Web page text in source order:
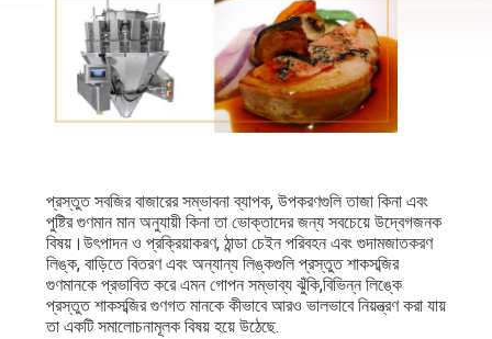
যোগাযোগ
মামলা
একটি
উদ্ধৃতি
প্রস্তুত সবজির বাজারের সম্ভাবনা ব্যাপক, উপকরণগুলি তাজা কিনা এবং
পুষ্টির গুণমান মান অনুযায়ী কিনা তা ভোক্তাদের জন্য সবচেয়ে উদ্বেগজনক
বিষয়।উৎপাদন ও প্রক্রিয়াকরণ, ঠান্ডা চেইন পরিবহন এবং গুদামজাতকরণ
লিঙ্ক, বাড়িতে বিতরণ এবং অন্যান্য লিঙ্কগুলি প্রস্তুত শাকসব্জির
গুণমানকে প্রভাবিত করে এমন গোপন সম্ভাব্য ঝুঁকি,বিভিন্ন লিঙ্কে
প্রস্তুত শাকসব্জির গুণগত মানকে কীভাবে আরও ভালভাবে নিয়ন্ত্রণ করা যায়
তা একটি সমালোচনামূলক বিষয় হয়ে উঠেছে.